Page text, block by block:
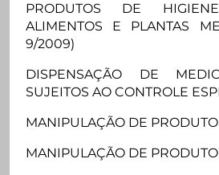
PRODUTOS DE
ALIMENTOS E PLANTAS
9/2009)
DISPENSAÇÃO DE
SUJEITOS AO CONTROLE
MANIPULAÇÃO DE
MANIPULAÇÃO DE